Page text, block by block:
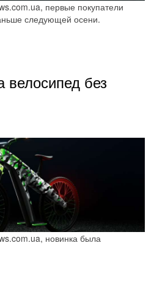
первые покупатели
следующей осени.
велосипед без
новинка была